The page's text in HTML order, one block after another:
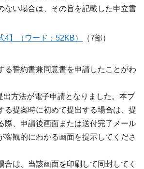
ない場合は、その旨を記載した申立書
4】（ワード：52KB）
（7部）
る誓約書兼同意書を申請したことがわ
出方法が電子申請となりました。本プ
る提案時に初めて提出する場合は、提
際、申請後画面または送付完了メール
客観的にわかる画面を提示してくださ
合は、当該画面を印刷して同封してく